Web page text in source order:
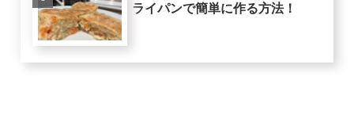
ライパンで簡単に作る方法！